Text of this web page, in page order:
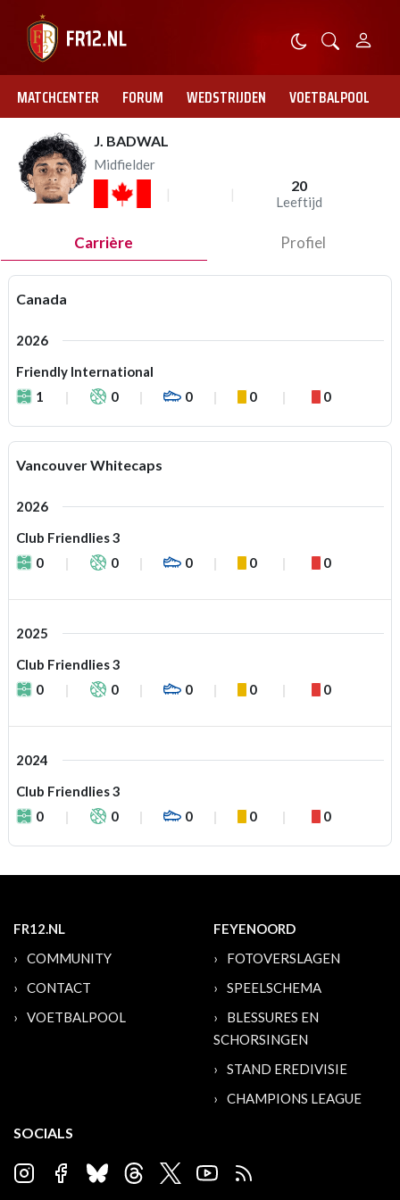
MATCHCENTER FORUM WEDSTRIJDEN VOETBALPOOL
J. BADWAL
Midfielder
20
Leeftijd
Carrière Profiel
Canada
2026
Friendly International
1
0 0 0 0
Vancouver Whitecaps
2026
Club Friendlies 3
0
0 0 0 0
2025
Club Friendlies 3
0
0 0 0 0
2024
Club Friendlies 3
0
0 0 0 0
FR12.NL
COMMUNITY
CONTACT
VOETBALPOOL
FEYENOORD
FOTOVERSLAGEN
SPEELSCHEMA
BLESSURES EN
SCHORSINGEN
STAND EREDIVISIE
CHAMPIONS LEAGUE
SOCIALS